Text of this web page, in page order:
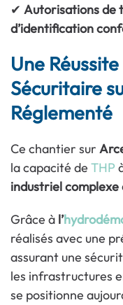
✔ Autorisations de
d’identification
Une
Sécuritaire
Réglementé
Ce chantier sur
la capacité de THP
industriel
Grâce à l’
réalisés avec une
assurant une
les infrastructures
se positionne